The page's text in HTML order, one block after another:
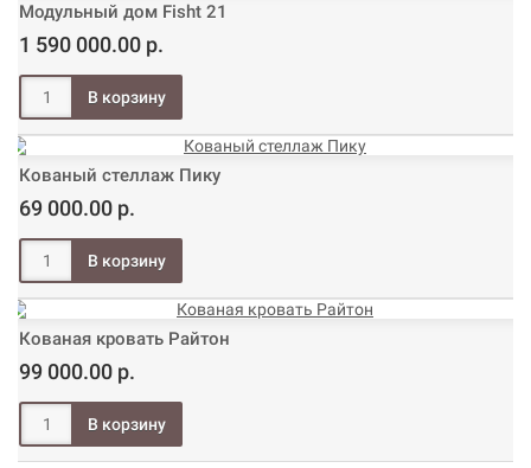
Модульный дом Fisht 21
1 590 000.00 р.
Кованый стеллаж Пику
69 000.00 р.
Кованая кровать Райтон
99 000.00 р.